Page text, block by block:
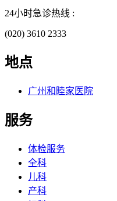
24小时急诊热线 :
(020) 3610 2333
地点
广州和睦家医院
服务
体检服务
全科
儿科
产科